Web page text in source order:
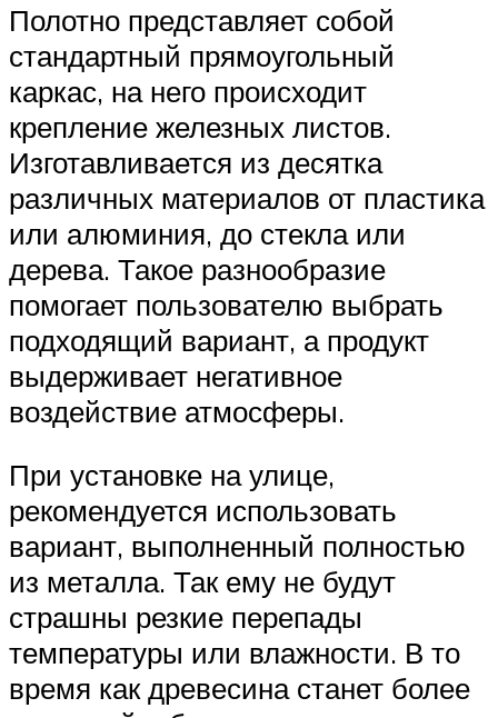
Полотно представляет собой
стандартный прямоугольный
каркас, на него происходит
крепление железных листов.
Изготавливается из десятка
различных материалов от пластика
или алюминия, до стекла или
дерева. Такое разнообразие
помогает пользователю выбрать
подходящий вариант, а продукт
выдерживает негативное
воздействие атмосферы.
При установке на улице,
рекомендуется использовать
вариант, выполненный полностью
из металла. Так ему не будут
страшны резкие перепады
температуры или влажности. В то
время как древесина станет более